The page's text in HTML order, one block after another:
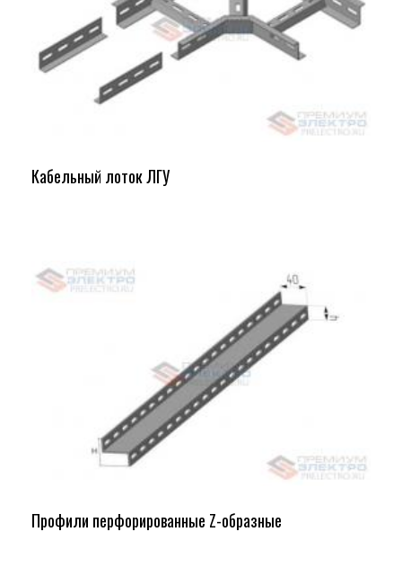
Кабельный лоток ЛГУ
Профили перфорированные Z-образные